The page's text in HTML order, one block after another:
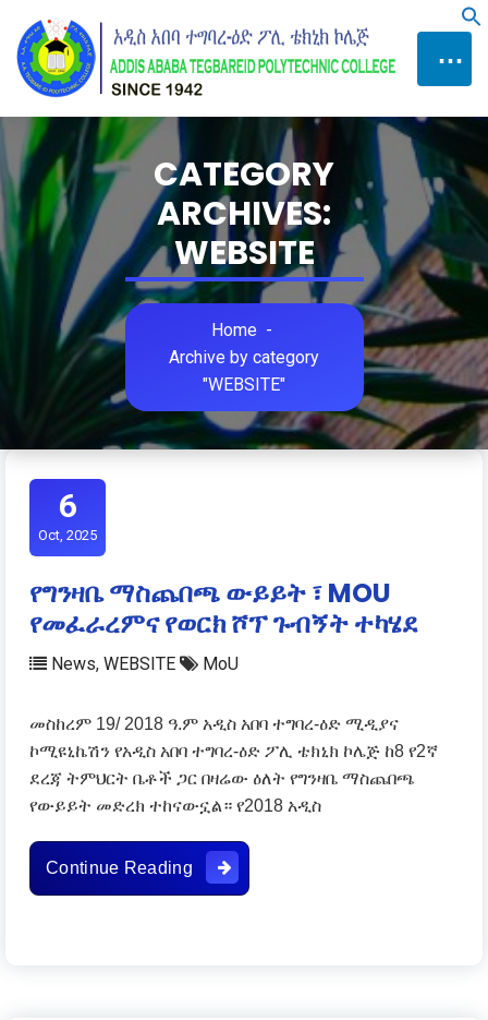
Content
⋯
CATEGORY
ARCHIVES:
WEBSITE
Home -
Archive by category
"WEBSITE"
6
Oct, 2025
የግንዛቤ ማስጨበጫ ውይይት ፣ MOU
የመፈራረምና የወርክ ሾፕ ጉብኝት ተካሄደ
News, WEBSITE MoU
መስከረም 19/ 2018 ዓ.ም አዲስ አበባ ተግባረ-ዕድ ሚዲያና
ኮሚዩኒኬሽን የአዲስ አበባ ተግባረ-ዕድ ፖሊ ቴክኒክ ኮሌጅ ከ8 የ2ኛ
ደረጃ ትምህርት ቤቶች ጋር በዛሬው ዕለት የግንዛቤ ማስጨበጫ
የውይይት መድረክ ተከናውኗል። የ2018 አዲስ
Continue Readingየግንዛቤ ማስጨበጫ ውይይት ፣ MOU